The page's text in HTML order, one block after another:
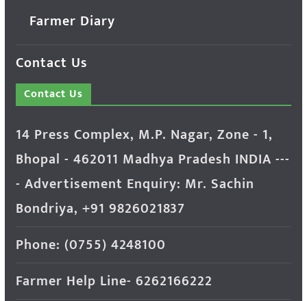
Farmer Diary
Contact Us
Contact Us
14 Press Complex, M.P. Nagar, Zone - 1,
Bhopal - 462011 Madhya Pradesh INDIA ---
- Advertisement Enquiry: Mr. Sachin
Bondriya, +91 9826021837
Phone: (0755) 4248100
Farmer Help Line- 6262166222